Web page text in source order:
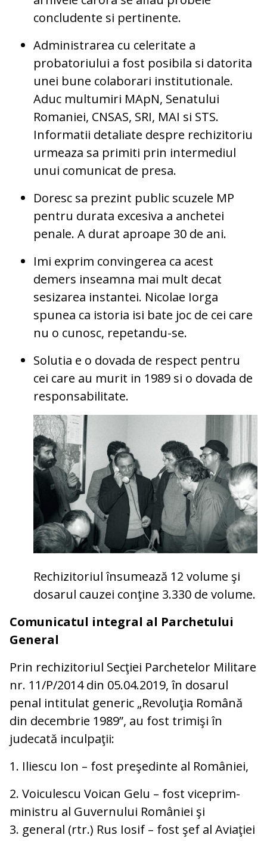
concludente si pertinente.
Administrarea cu celeritate a
probatoriului a fost posibila si datorita
unei bune colaborari institutionale.
Aduc multumiri MApN, Senatului
Romaniei, CNSAS, SRI, MAI si STS.
Informatii detaliate despre rechizitoriu
urmeaza sa primiti prin intermediul
unui comunicat de presa.
Doresc sa prezint public scuzele MP
pentru durata excesiva a anchetei
penale. A durat aproape 30 de ani.
Imi exprim convingerea ca acest
demers inseamna mai mult decat
sesizarea instantei. Nicolae Iorga
spunea ca istoria isi bate joc de cei care
nu o cunosc, repetandu-se.
Solutia e o dovada de respect pentru
cei care au murit in 1989 si o dovada de
responsabilitate.
Rechizitoriul însumează 12 volume şi
dosarul cauzei conţine 3.330 de volume.
Comunicatul integral al Parchetului
General
Prin rechizitoriul Secţiei Parchetelor Militare
nr. 11/P/2014 din 05.04.2019, în dosarul
penal intitulat generic „Revoluţia Română
din decembrie 1989”, au fost trimişi în
judecată inculpaţii:
1. Iliescu Ion – fost preşedinte al României,
2. Voiculescu Voican Gelu – fost viceprim-
ministru al Guvernului României şi
3. general (rtr.) Rus Iosif – fost şef al Aviaţiei